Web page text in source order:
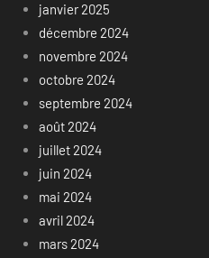
janvier 2025
décembre 2024
novembre 2024
octobre 2024
septembre 2024
août 2024
juillet 2024
juin 2024
mai 2024
avril 2024
mars 2024